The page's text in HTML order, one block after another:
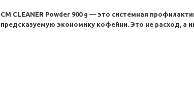
CM CLEANER Powder 900 g — это системная
предсказуемую экономику кофейни. Это не расход, а